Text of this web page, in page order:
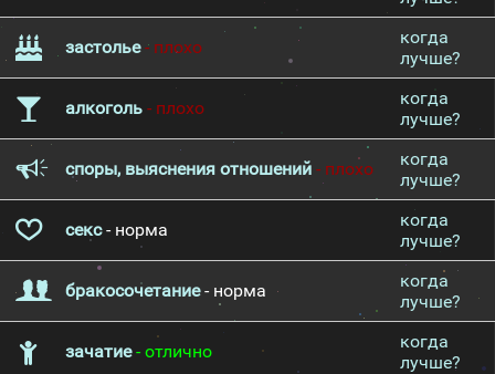
застолье- плохо
когда
лучше?
алкоголь - плохо
когда
лучше?
споры, выяснения отношений - плохо
когда
лучше?
секс- норма
когда
лучше?
бракосочетание- норма
когда
лучше?
зачатие- отлично
когда
лучше?